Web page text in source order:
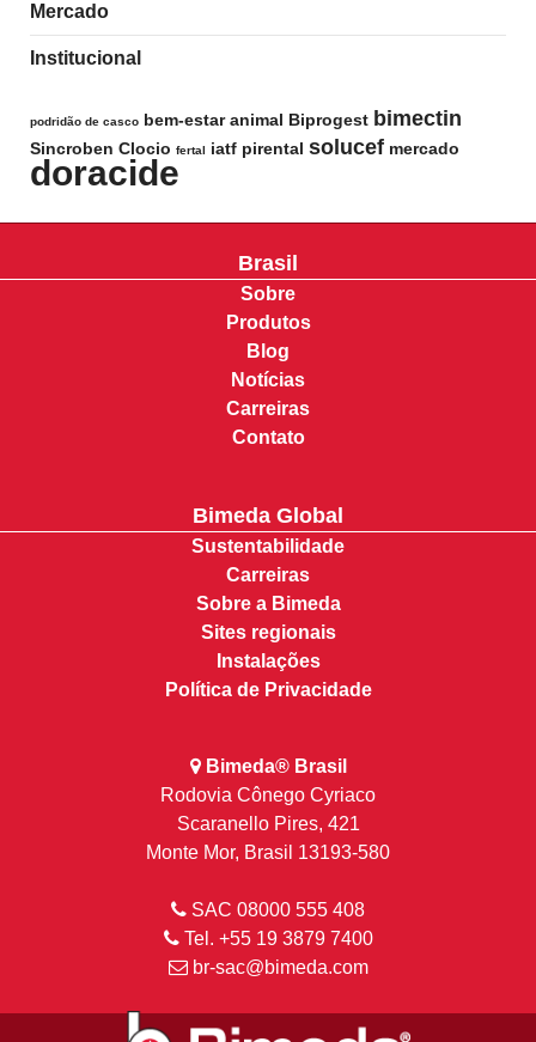
Mercado
Institucional
podridão de casco bem-estar animal Biprogest bimectin
Sincroben Clocio fertal iatf pirental solucef mercado
doracide
Brasil
Sobre
Produtos
Blog
Notícias
Carreiras
Contato
Bimeda Global
Sustentabilidade
Carreiras
Sobre a Bimeda
Sites regionais
Instalações
Política de Privacidade
Bimeda® Brasil
Rodovia Cônego Cyriaco
Scaranello Pires, 421
Monte Mor, Brasil 13193-580
SAC 08000 555 408
Tel. +55 19 3879 7400
br-sac@bimeda.com